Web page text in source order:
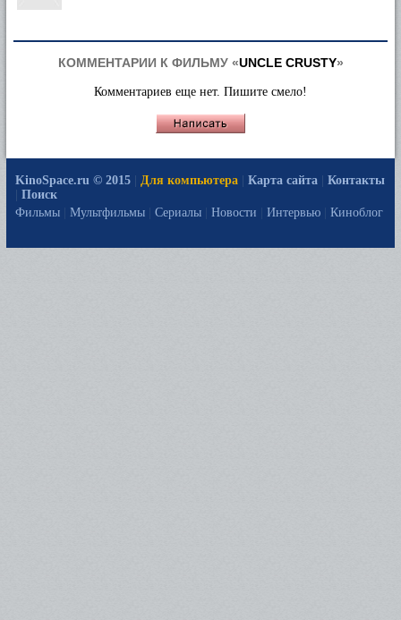
КОММЕНТАРИИ К ФИЛЬМУ «UNCLE CRUSTY»
Комментариев еще нет. Пишите смело!
KinoSpace.ru © 2015 Для компьютера Карта сайта
Контакты
Поиск
Фильмы
Мультфильмы Сериалы Новости Интервью Киноблог